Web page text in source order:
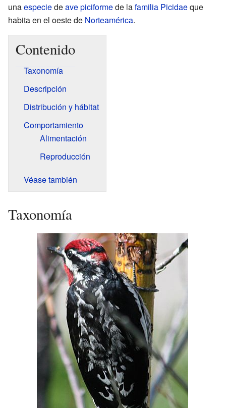
unaespeciedeavepiciformede lafamilia Picidaeque
habita en el oeste de Norteamérica.
Contenido
Taxonomía
Descripción
Distribución y hábitat
Comportamiento
Alimentación
Reproducción
Véase también
Taxonomía